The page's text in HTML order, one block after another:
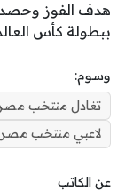
هدف الفوز
ببطولة كأس العالم
وسوم:
تغادل منتخب مصر
لاعبي منتخب مصر
عن الكاتب